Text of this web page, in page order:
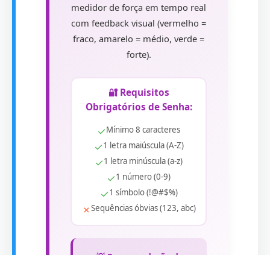
medidor de força em tempo real
com feedback visual (vermelho =
fraco, amarelo = médio, verde =
forte).
🔐 Requisitos
Obrigatórios de Senha:
✓Mínimo 8 caracteres
✓1 letra maiúscula (A-Z)
✓1 letra minúscula (a-z)
✓1 número (0-9)
✓1 símbolo (!@#$%)
✗Sequências óbvias (123, abc)